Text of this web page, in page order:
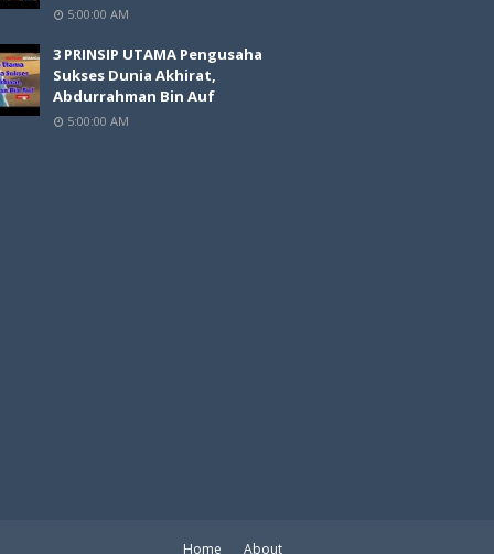
5:00:00 AM
3 PRINSIP UTAMA Pengusaha
Sukses Dunia Akhirat,
Abdurrahman Bin Auf
5:00:00 AM
Home About